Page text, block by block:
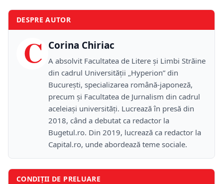
DESPRE AUTOR
C Corina Chiriac
A absolvit Facultatea de Litere și Limbi Străine
din cadrul Universității „Hyperion” din
București, specializarea română-japoneză,
precum și Facultatea de Jurnalism din cadrul
aceleiași universități. Lucrează în presă din
2018, când a debutat ca redactor la
Bugetul.ro. Din 2019, lucrează ca redactor la
Capital.ro, unde abordează teme sociale.
CONDIȚII DE PRELUARE